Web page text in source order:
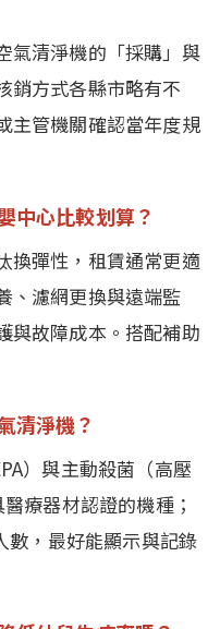
氣清淨機的「採購」與
銷方式各縣市略有不
主管機關確認當年度規
中心比較划算？
換彈性，租賃通常更適
、濾網更換與遠端監
與故障成本。搭配補助
清淨機？
）與主動殺菌（高壓
療器材認證的機種；
數，最好能顯示與記錄